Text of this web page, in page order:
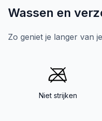
Wassen en
Zo geniet je langer van
Niet strijken